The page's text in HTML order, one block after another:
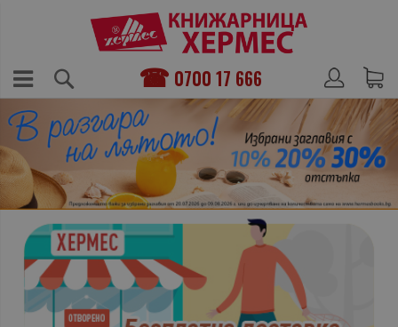
0700 17 666